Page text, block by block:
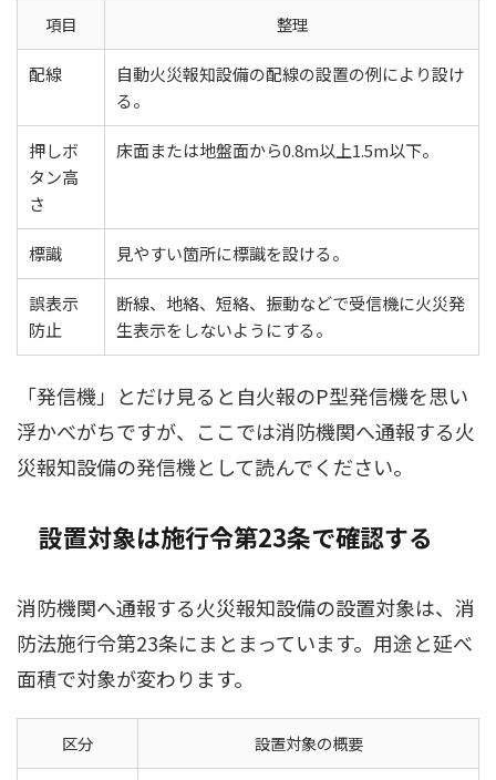
項目 整理
配線
自動火災報知設備の配線の設置の例により設け
る。
押しボ
タン高
さ
床面または地盤面から0.8m以上1.5m以下。
標識 見やすい箇所に標識を設ける。
誤表示
防止
断線、地絡、短絡、振動などで受信機に火災発
生表示をしないようにする。
「発信機」とだけ見ると自火報のP型発信機を思い
浮かべがちですが、ここでは消防機関へ通報する火
災報知設備の発信機として読んでください。
設置対象は施行令第23条で確認する
消防機関へ通報する火災報知設備の設置対象は、消
防法施行令第23条にまとまっています。用途と延べ
面積で対象が変わります。
区分 設置対象の概要